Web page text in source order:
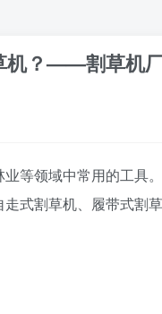
机？——割草机
等领域中常用的工具
式割草机、履带式割